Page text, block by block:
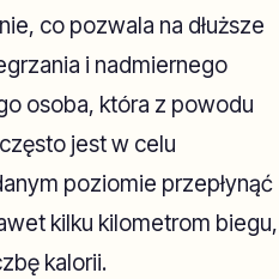
co pozwala na dłuższe
i nadmiernego
osoba, która z powodu
jest w celu
poziomie przepłynąć
kilku kilometrom biegu,
kalorii.